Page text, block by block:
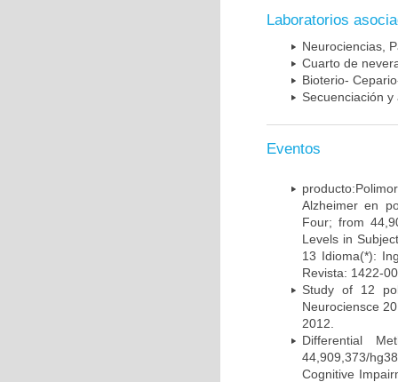
Laboratorios
Neurociencias,
Cuarto de
Bioterio-
Secuenciación
Eventos
Alzheimer en
Four; from
Levels in
13 Idioma(*):
Revista: 1422-
Study of 12
Neurociensce
2012.
Differential
44,909,373/
Cognitive